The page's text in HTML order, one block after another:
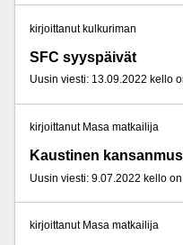
kirjoittanut kulkuriman
SFC syyspäivät
Uusin viesti: 13.09.2022 kello
kirjoittanut Masa matkailija
Kaustinen
kirjoittanut Masa matkailija